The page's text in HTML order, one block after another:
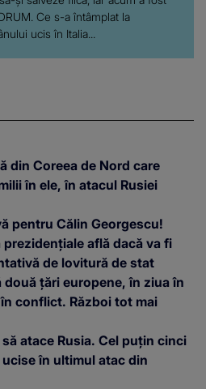
Ce s-a întâmplat la
ucis în Italia...
din Coreea de Nord care
în ele, în atacul Rusiei
pentru Călin Georgescu!
află dacă va fi
de lovitură de stat
două țări europene, în ziua în
conflict. Război tot mai
atace Rusia. Cel puțin cinci
în ultimul atac din